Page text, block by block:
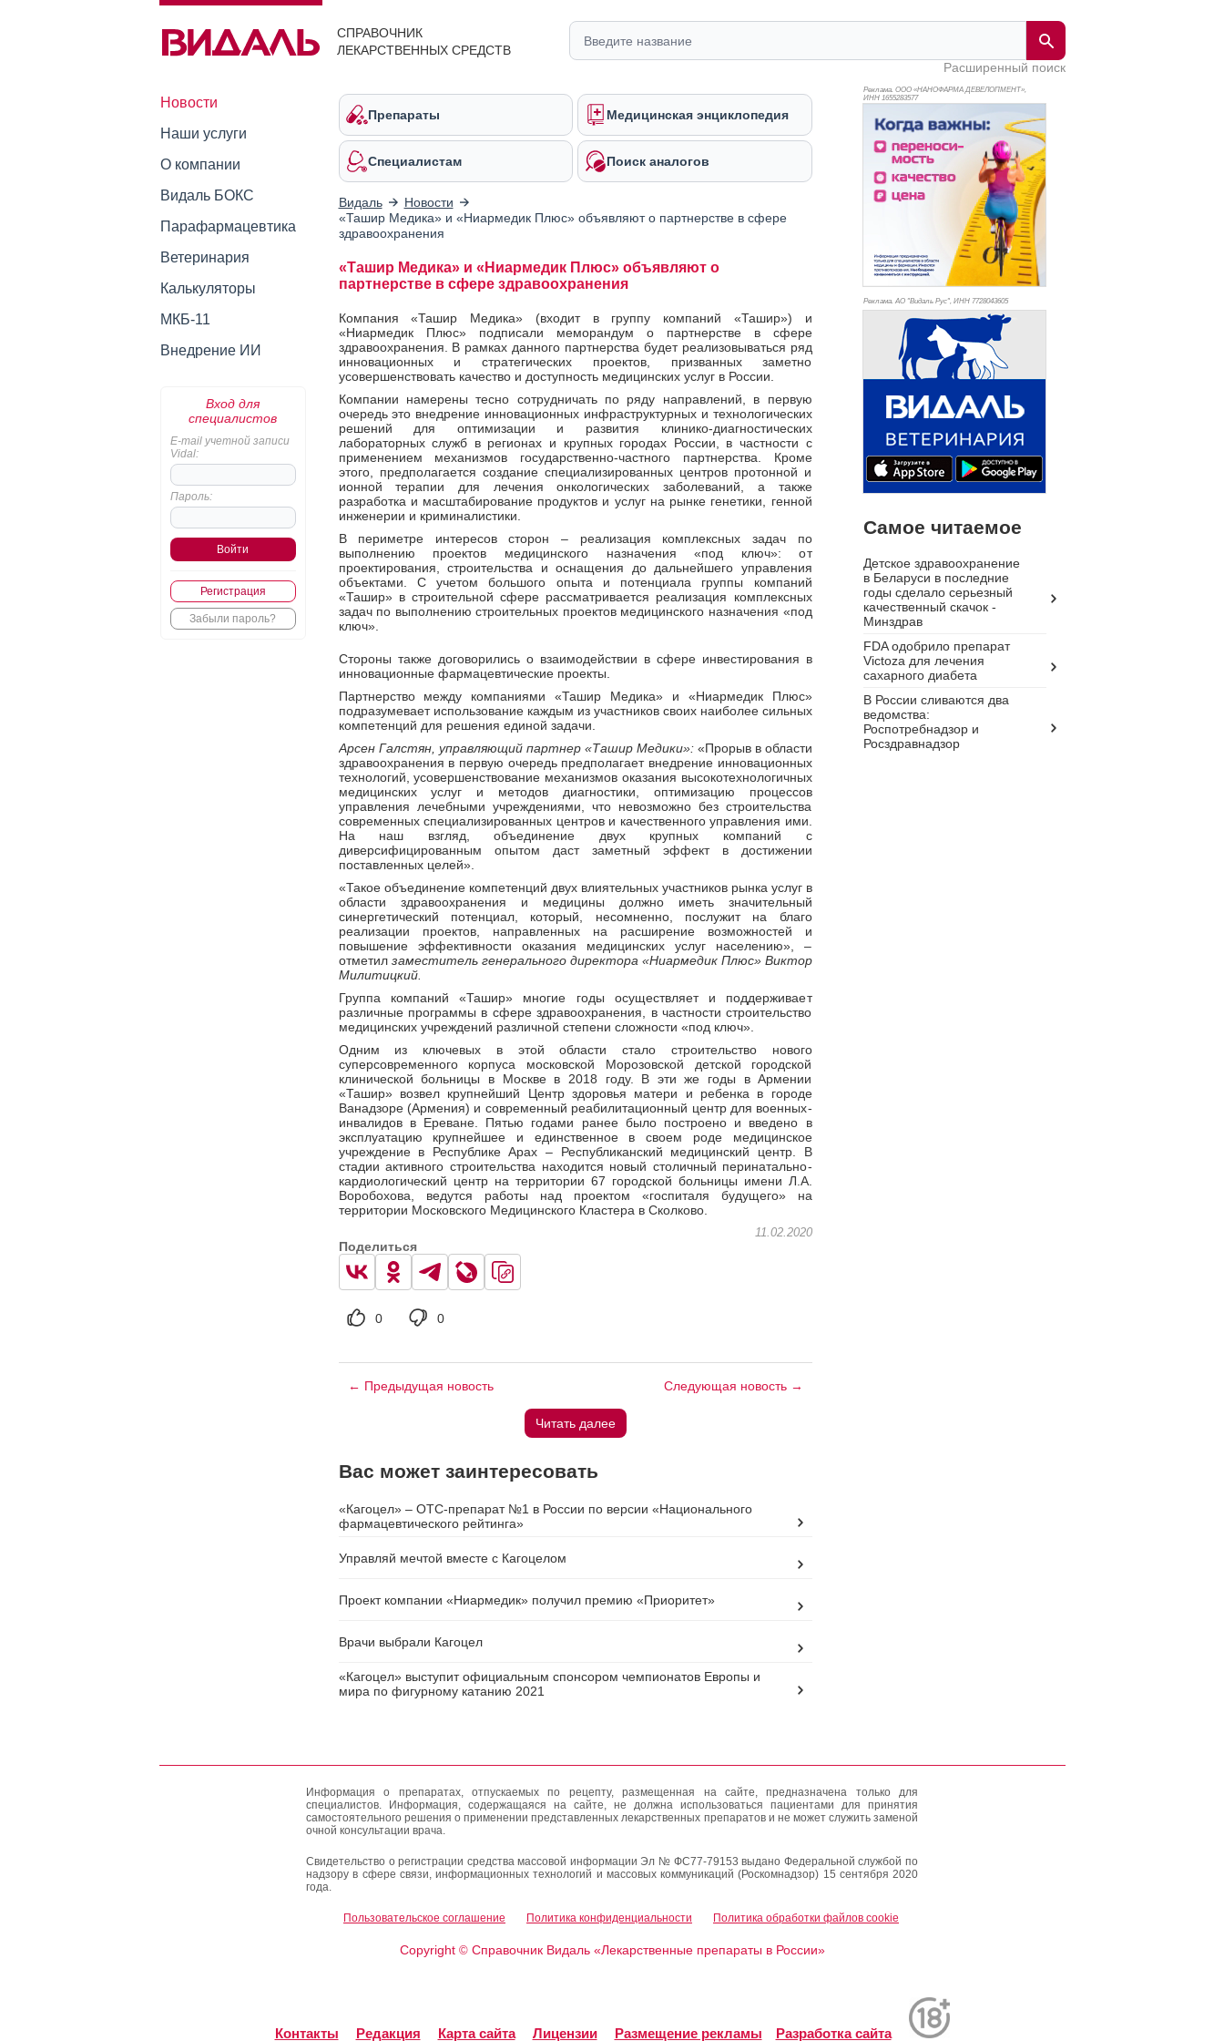
СПРАВОЧНИК
ЛЕКАРСТВЕННЫХ СРЕДСТВ
Расширенный поиск
Новости
Наши услуги
О компании
Видаль БОКС
Парафармацевтика
Ветеринария
Калькуляторы
МКБ-11
Внедрение ИИ
Вход для
специалистов
E-mail учетной записи
Vidal:
Пароль:
Регистрация
Забыли пароль?
Препараты Медицинская энциклопедия
Специалистам Поиск аналогов
Видаль
Новости
«Ташир Медика» и «Ниармедик Плюс» объявляют о партнерстве в сфере
здравоохранения
«Ташир Медика» и «Ниармедик Плюс» объявляют о
партнерстве в сфере здравоохранения
Компания «Ташир Медика» (входит в группу компаний «Ташир») и
«Ниармедик Плюс» подписали меморандум о партнерстве в сфере
здравоохранения. В рамках данного партнерства будет реализовываться ряд
инновационных и стратегических проектов, призванных заметно
усовершенствовать качество и доступность медицинских услуг в России.
Компании намерены тесно сотрудничать по ряду направлений, в первую
очередь это внедрение инновационных инфраструктурных и технологических
решений для оптимизации и развития клинико-диагностических
лабораторных служб в регионах и крупных городах России, в частности с
применением механизмов государственно-частного партнерства. Кроме
этого, предполагается создание специализированных центров протонной и
ионной терапии для лечения онкологических заболеваний, а также
разработка и масштабирование продуктов и услуг на рынке генетики, генной
инженерии и криминалистики.
В периметре интересов сторон – реализация комплексных задач по
выполнению проектов медицинского назначения «под ключ»: от
проектирования, строительства и оснащения до дальнейшего управления
объектами. С учетом большого опыта и потенциала группы компаний
«Ташир» в строительной сфере рассматривается реализация комплексных
задач по выполнению строительных проектов медицинского назначения «под
ключ».
Стороны также договорились о взаимодействии в сфере инвестирования в
инновационные фармацевтические проекты.
Партнерство между компаниями «Ташир Медика» и «Ниармедик Плюс»
подразумевает использование каждым из участников своих наиболее сильных
компетенций для решения единой задачи.
Арсен Галстян, управляющий партнер «Ташир Медики»:«Прорыв в области
здравоохранения в первую очередь предполагает внедрение инновационных
технологий, усовершенствование механизмов оказания высокотехнологичных
медицинских услуг и методов диагностики, оптимизацию процессов
управления лечебными учреждениями, что невозможно без строительства
современных специализированных центров и качественного управления ими.
На наш взгляд, объединение двух крупных компаний с
диверсифицированным опытом даст заметный эффект в достижении
поставленных целей».
«Такое объединение компетенций двух влиятельных участников рынка услуг в
области здравоохранения и медицины должно иметь значительный
синергетический потенциал, который, несомненно, послужит на благо
реализации проектов, направленных на расширение возможностей и
повышение эффективности оказания медицинских услуг населению», –
отметил заместитель генерального директора «Ниармедик Плюс» Виктор
Милитицкий.
Группа компаний «Ташир» многие годы осуществляет и поддерживает
различные программы в сфере здравоохранения, в частности строительство
медицинских учреждений различной степени сложности «под ключ».
Одним из ключевых в этой области стало строительство нового
суперсовременного корпуса московской Морозовской детской городской
клинической больницы в Москве в 2018 году. В эти же годы в Армении
«Ташир» возвел крупнейший Центр здоровья матери и ребенка в городе
Ванадзоре (Армения) и современный реабилитационный центр для военных-
инвалидов в Ереване. Пятью годами ранее было построено и введено в
эксплуатацию крупнейшее и единственное в своем роде медицинское
учреждение в Республике Арах – Республиканский медицинский центр. В
стадии активного строительства находится новый столичный перинатально-
кардиологический центр на территории 67 городской больницы имени Л.А.
Воробохова, ведутся работы над проектом «госпиталя будущего» на
территории Московского Медицинского Кластера в Сколково.
11.02.2020
Поделиться
0 0
← Предыдущая новость Следующая новость →
Читать далее
Вас может заинтересовать
«Кагоцел» – OTC-препарат №1 в России по версии «Национального
фармацевтического рейтинга»
Управляй мечтой вместе с Кагоцелом
Проект компании «Ниармедик» получил премию «Приоритет»
Врачи выбрали Кагоцел
«Кагоцел» выступит официальным спонсором чемпионатов Европы и
мира по фигурному катанию 2021
Реклама. ООО «НАНОФАРМА ДЕВЕЛОПМЕНТ»,
ИНН 1655283577
Реклама. АО "Видаль Рус", ИНН 7728043605
Самое читаемое
Детское здравоохранение
в Беларуси в последние
годы сделало серьезный
качественный скачок -
Минздрав
FDA одобрило препарат
Victoza для лечения
сахарного диабета
В России сливаются два
ведомства:
Роспотребнадзор и
Росздравнадзор
Информация о препаратах, отпускаемых по рецепту, размещенная на сайте, предназначена только для
специалистов. Информация, содержащаяся на сайте, не должна использоваться пациентами для принятия
самостоятельного решения о применении представленных лекарственных препаратов и не может служить заменой
очной консультации врача.
Свидетельство о регистрации средства массовой информации Эл № ФС77-79153 выдано Федеральной службой по
надзору в сфере связи, информационных технологий и массовых коммуникаций (Роскомнадзор) 15 сентября 2020
года.
Пользовательское соглашение Политика конфиденциальности Политика обработки файлов cookie
Copyright ©Справочник Видаль «Лекарственные препараты в России»
Контакты Редакция Карта сайта Лицензии Размещение рекламы Разработка сайта